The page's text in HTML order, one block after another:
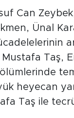
Can
Ünal
Taş,
heyecan
Taş ile